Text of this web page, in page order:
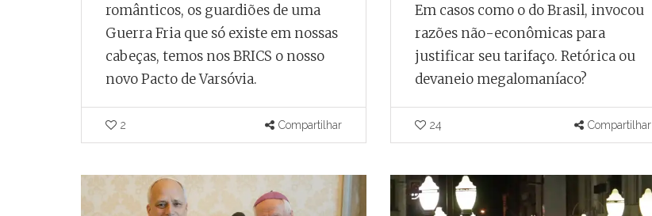
românticos, os guardiões de uma
Guerra Fria que só existe em nossas
cabeças, temos nos BRICS o nosso
novo Pacto de Varsóvia.
2 Compartilhar
Em casos como o do Brasil, invocou
razões não-econômicas para
justificar seu tarifaço. Retórica ou
devaneio megalomaníaco?
24 Compartilhar